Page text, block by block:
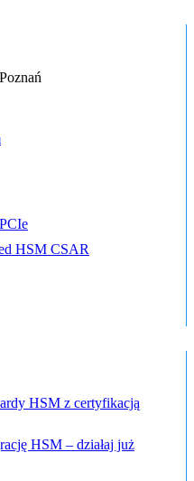
HSM CSAR
HSM z certyfikacją
HSM – działaj już